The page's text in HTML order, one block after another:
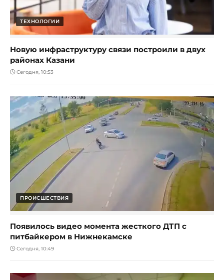
ТЕХНОЛОГИИ
Новую инфраструктуру связи построили в двух
районах Казани
Сегодня, 10:53
ПРОИСШЕСТВИЯ
Появилось видео момента жесткого ДТП с
питбайкером в Нижнекамске
Сегодня, 10:49